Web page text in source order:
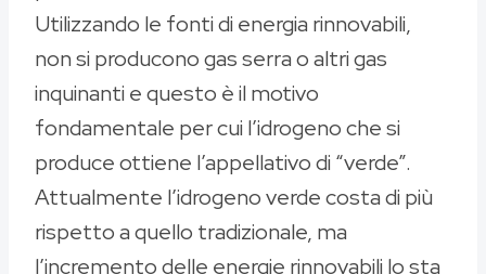
Utilizzando le fonti di energia rinnovabili,
non si producono gas serra o altri gas
inquinanti e questo è il motivo
fondamentale per cui l’idrogeno che si
produce ottiene l’appellativo di “verde”.
Attualmente l’idrogeno verde costa di più
rispetto a quello tradizionale, ma
l’incremento delle energie rinnovabili lo sta